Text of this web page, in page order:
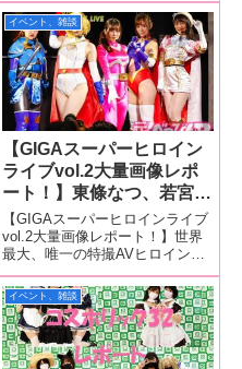
闘！ 囚われの身となり辱
め拷問に！
スーパーヒロインライブvol.5」
を2月4日、東京・秋葉原で開
催！ 昨年から月一でレギュラ
ー公演を行っている同
イベント、雑談
【GIGAスーパーヒロイン
ライブvol.2大量画像レポ
ート！】東條なつ、若宮穂
乃、春日えな、音琴るい、
辻さくらのスーパーヒロイ
ンが秋葉原に大集結！ 特
殊な武器を使用され大ピン
チの連続に！
【GIGAスーパーヒロインライブ
vol.2大量画像レポート！】世界
最大、唯一の特撮AVヒロイン専
門メーカー「GIGA」が「GIGA
スーパーヒロインライブvol.2」
を11月5日、東京・秋葉原で開
催。今回もチケットは完売し大
盛況でした。vol
イベント、雑談